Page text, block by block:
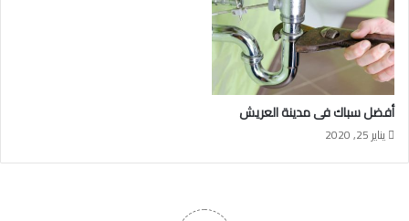
أفضل سباك فى مدينة العريش
يناير 25, 2020